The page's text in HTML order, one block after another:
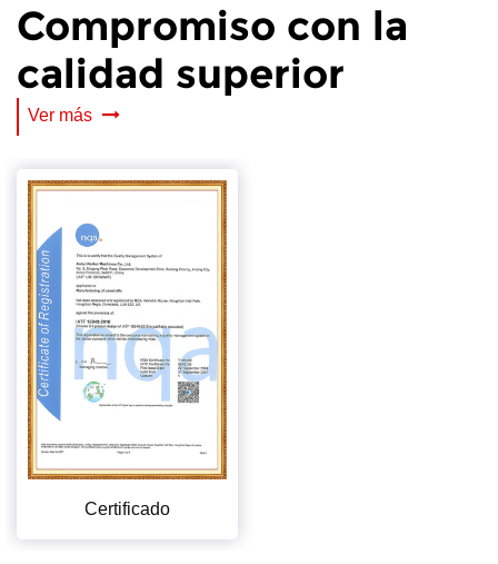
Compromiso con la
calidad superior
Ver más
Certificado